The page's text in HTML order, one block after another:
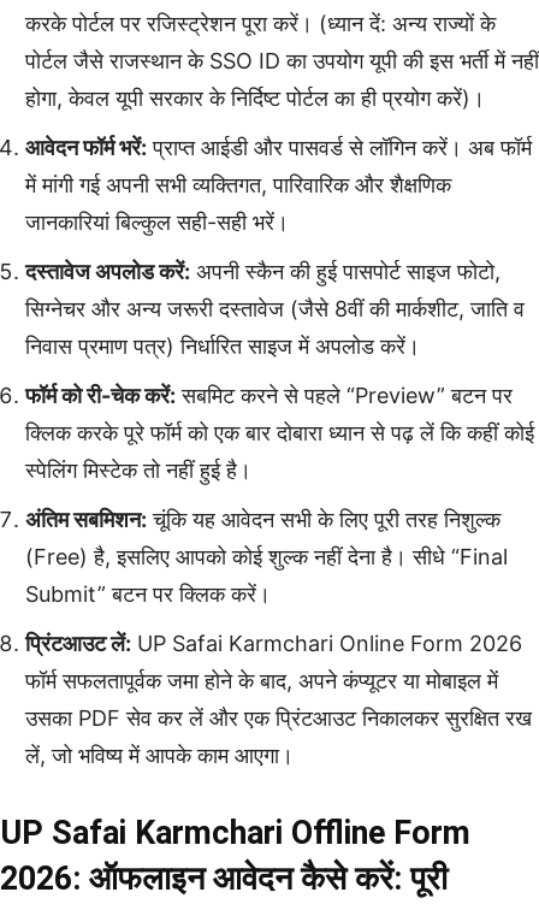
करके पोर्टल पर रजिस्ट्रेशन पूरा करें। (ध्यान दें: अन्य राज्यों के
पोर्टल जैसे राजस्थान के SSO ID का उपयोग यूपी की इस भर्ती में नहीं
होगा, केवल यूपी सरकार के निर्दिष्ट पोर्टल का ही प्रयोग करें)।
आवेदन फॉर्म भरें: प्राप्त आईडी और पासवर्ड से लॉगिन करें। अब फॉर्म
में मांगी गई अपनी सभी व्यक्तिगत, पारिवारिक और शैक्षणिक
जानकारियां बिल्कुल सही-सही भरें।
दस्तावेज अपलोड करें: अपनी स्कैन की हुई पासपोर्ट साइज फोटो,
सिग्नेचर और अन्य जरूरी दस्तावेज (जैसे 8वीं की मार्कशीट, जाति व
निवास प्रमाण पत्र) निर्धारित साइज में अपलोड करें।
फॉर्म को री-चेक करें: सबमिट करने से पहले “Preview” बटन पर
क्लिक करके पूरे फॉर्म को एक बार दोबारा ध्यान से पढ़ लें कि कहीं कोई
स्पेलिंग मिस्टेक तो नहीं हुई है।
अंतिम सबमिशन: चूंकि यह आवेदन सभी के लिए पूरी तरह निशुल्क
(Free) है, इसलिए आपको कोई शुल्क नहीं देना है। सीधे “Final
Submit” बटन पर क्लिक करें।
प्रिंटआउट लें: UP Safai Karmchari Online Form 2026
फॉर्म सफलतापूर्वक जमा होने के बाद, अपने कंप्यूटर या मोबाइल में
उसका PDF सेव कर लें और एक प्रिंटआउट निकालकर सुरक्षित रख
लें, जो भविष्य में आपके काम आएगा।
UP Safai Karmchari Offline Form
2026: ऑफलाइन आवेदन कैसे करें: पूरी